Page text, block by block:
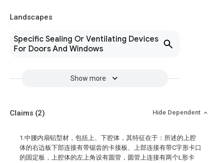
Landscapes
Specific Sealing Or Ventilating Devices
For Doors And Windows
Show more
Claims (2) Hide Dependent
1.中腰内扇铝型材，包括上、下腔体，其特征在于：所述的上腔
体的右边板下部连接有带锯齿的卡接板、上部连接有带C字形卡口
的固定板，上腔体的左上角设有圆管，圆管上连接有两个L形卡